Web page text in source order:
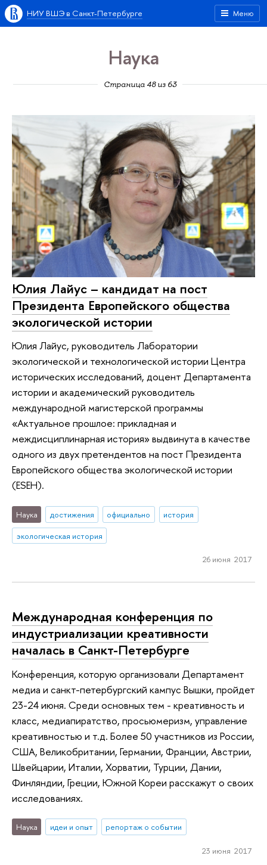
Меню
НИУ ВШЭ в Санкт-Петербурге
Наука
Страница 48 из 63
Юлия Лайус – кандидат на пост
Президента Европейского общества
экологической истории
Юлия Лайус, руководитель Лаборатории
экологической и технологической истории Центра
исторических исследований, доцент Департамента
истории и академический руководитель
международной магистерской программы
«Актуальное прошлое: прикладная и
междисциплинарная история» выдвинута в качестве
одного из двух претендентов на пост Президента
Европейского общества экологической истории
(ESEH).
Наука достижения официально
история
экологическая история
26 июня 2017
Международная конференция по
индустриализации креативности
началась в Санкт-Петербурге
Конференция, которую организовали Департамент
медиа и санкт-петербургский кампус Вышки, пройдет
23-24 июня. Среди основных тем - креативность и
класс, медиапиратство, просьюмеризм, управление
креативностью и т.д. Более 50 участников из России,
США, Великобритании, Германии, Франции, Австрии,
Швейцарии, Италии, Хорватии, Турции, Дании,
Финляндии, Греции, Южной Кореи расскажут о своих
исследованиях.
Наука идеи и опыт репортаж о событии
23 июня 2017